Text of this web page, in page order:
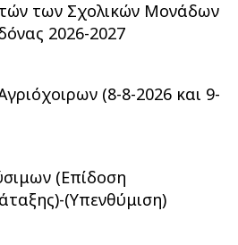
των Σχολικών Μονάδων
2026-2027
(8-8-2026 και 9-
(Επίδοση
(Υπενθύμιση)